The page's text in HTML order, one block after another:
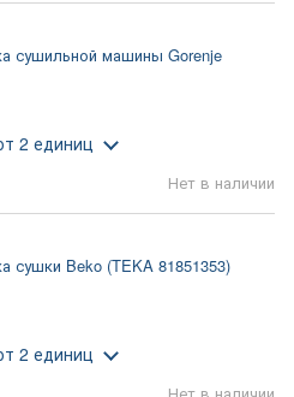
сушильной машины Gorenje
Нет в наличии
2 единиц
сушки Beko (TEKA 81851353)
2 единиц